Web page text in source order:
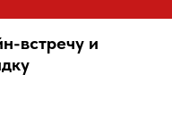
встречу и